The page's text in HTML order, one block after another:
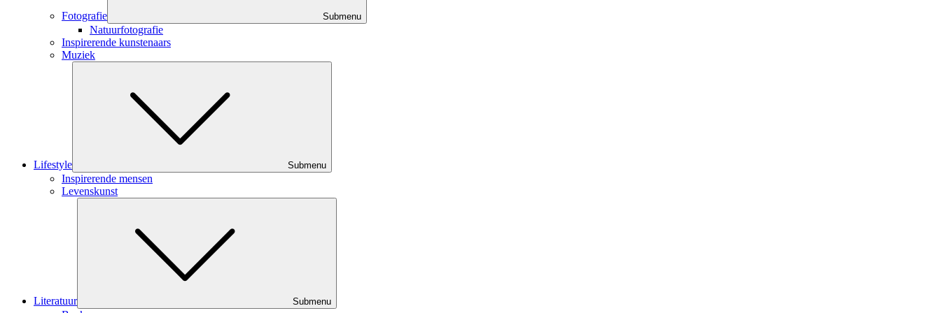
Fotografie Submenu
Natuurfotografie
Inspirerende kunstenaars
Muziek
Lifestyle Submenu
Inspirerende mensen
Levenskunst
Literatuur Submenu